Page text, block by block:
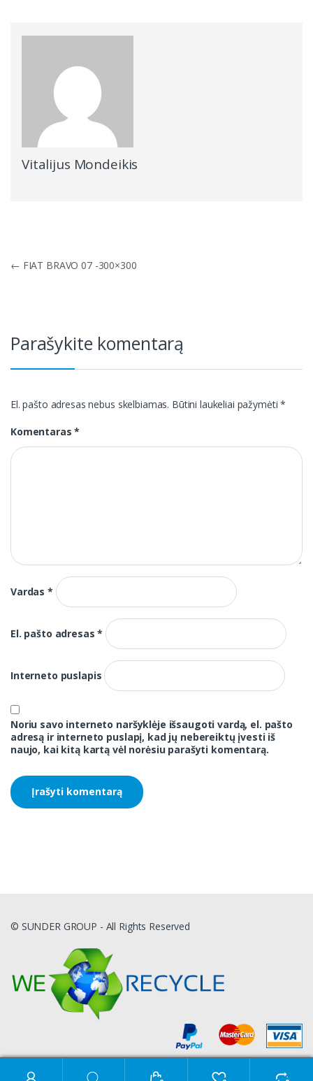
Vitalijus Mondeikis
Navigacija
← FIAT BRAVO 07 -300×300
Parašykite komentarą
El. pašto adresas nebus skelbiamas. Būtini laukeliai pažymėti*
Komentaras*
Vardas*
El. pašto adresas*
Interneto puslapis
Noriu savo interneto naršyklėje išsaugoti vardą, el. pašto
adresą ir interneto puslapį, kad jų nebereiktų įvesti iš
naujo, kai kitą kartą vėl norėsiu parašyti komentarą.
© SUNDER GROUP - All Rights Reserved
Ieškoti: